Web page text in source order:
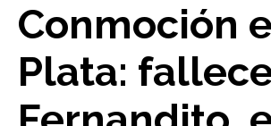
Conmoción
Plata: